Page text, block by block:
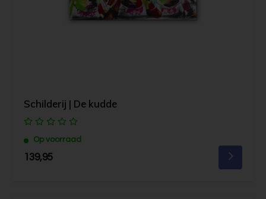
Schilderij | De kudde
Op voorraad
139,95